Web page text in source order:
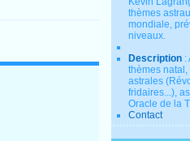
thèmes
mondiale,
niveaux.
Description :
thèmes
astrales
fridaires...),
Oracle de la
Contact